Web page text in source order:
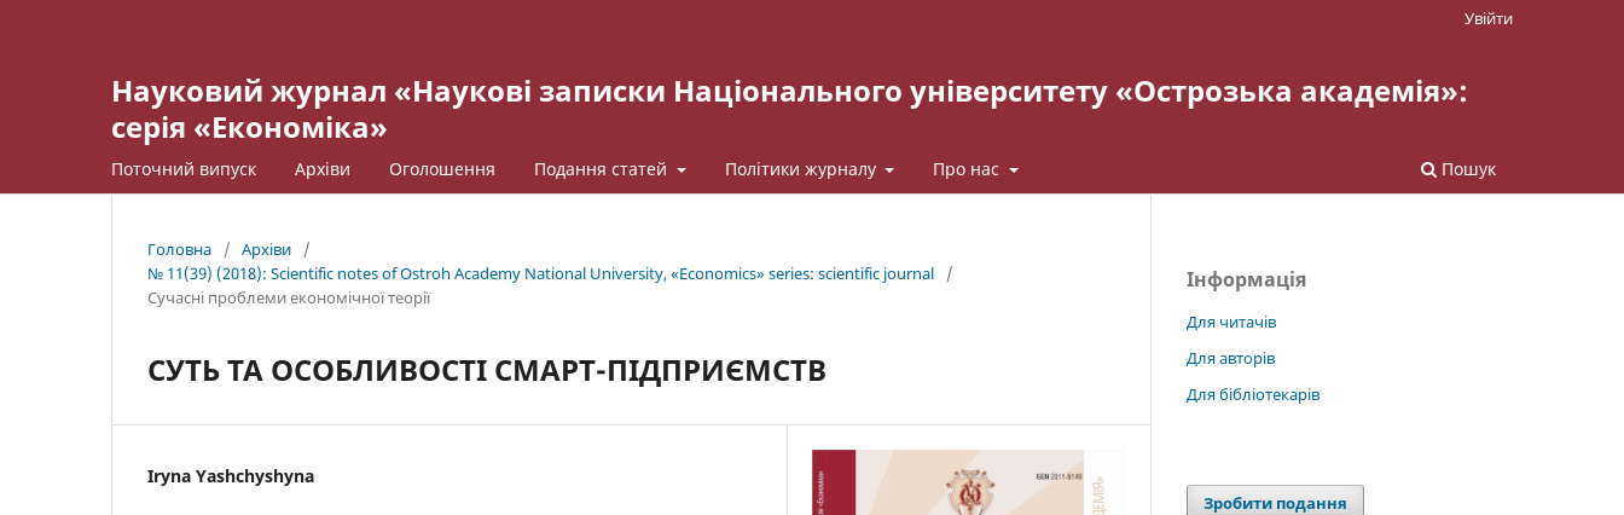
Науковий журнал «Наукові записки Національного університету «Острозька академія»:
серія «Економіка»
Поточний випуск Архіви Оголошення Подання статей Політики журналу Про нас Пошук
Увійти
Головна / Архіви
/
№ 11(39) (2018): Scientific notes of Ostroh Academy National University, «Economics» series: scientific journal
/
Cучасні проблеми економічної теорії
СУТЬ ТА ОСОБЛИВОСТІ СМАРТ-ПІДПРИЄМСТВ
Iryna Yashchyshyna
Інформація
Для читачів
Для авторів
Для бібліотекарів
Зробити подання